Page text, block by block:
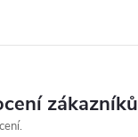
zákazníků